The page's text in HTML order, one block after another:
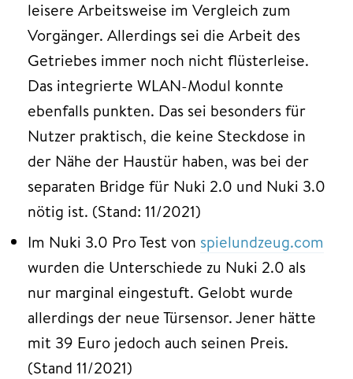
leisere Arbeitsweise im Vergleich zum
Vorgänger. Allerdings sei die Arbeit des
Getriebes immer noch nicht flüsterleise.
Das integrierte WLAN-Modul konnte
ebenfalls punkten. Das sei besonders für
Nutzer praktisch, die keine Steckdose in
der Nähe der Haustür haben, was bei der
separaten Bridge für Nuki 2.0 und Nuki 3.0
nötig ist. (Stand: 11/2021)
Im Nuki 3.0 Pro Test von spielundzeug.com
wurden die Unterschiede zu Nuki 2.0 als
nur marginal eingestuft. Gelobt wurde
allerdings der neue Türsensor. Jener hätte
mit 39 Euro jedoch auch seinen Preis.
(Stand 11/2021)